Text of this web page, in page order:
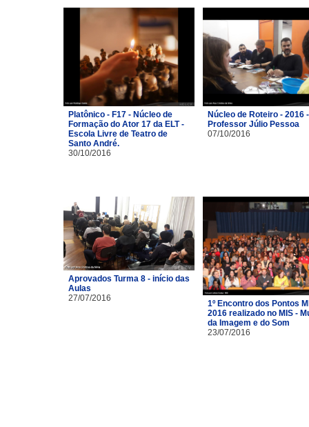
Platônico - F17 - Núcleo de
Formação do Ator 17 da ELT -
Escola Livre de Teatro de
Santo André.
30/10/2016
Núcleo de Roteiro - 2016 -
Professor Júlio Pessoa
07/10/2016
Aprovados Turma 8 - início das
Aulas
27/07/2016
1º Encontro dos Pontos
2016 realizado no MIS -
da Imagem e do Som
23/07/2016